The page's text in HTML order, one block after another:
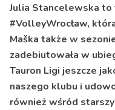
Julia Stancelewska to
#VolleyWrocław,
Maška także w
zadebiutowała w
Tauron Ligi jeszcze
naszego klubu i
również wśród